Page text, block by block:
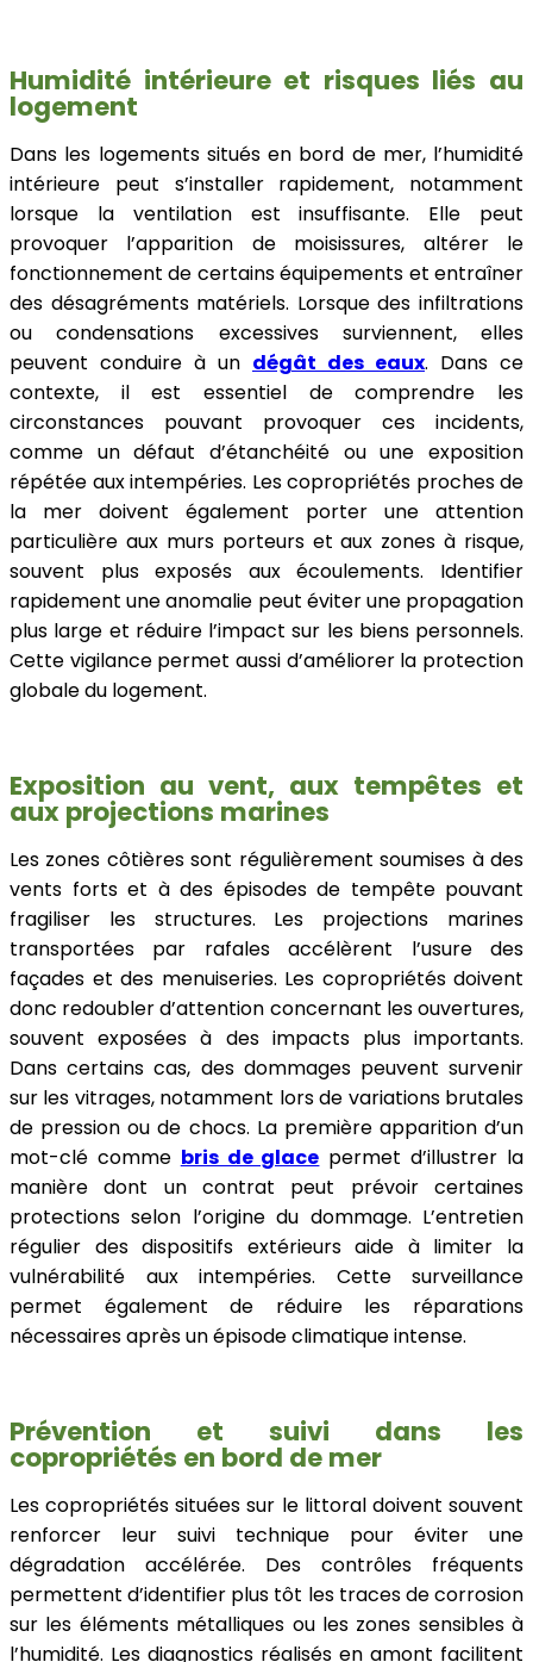
Humidité intérieure et risques liés au
logement
Dans les logements situés en bord de mer, l’humidité
intérieure peut s’installer rapidement, notamment
lorsque la ventilation est insuffisante. Elle peut
provoquer l’apparition de moisissures, altérer le
fonctionnement de certains équipements et entraîner
des désagréments matériels. Lorsque des infiltrations
ou condensations excessives surviennent, elles
peuvent conduire à un dégât des eaux. Dans ce
contexte, il est essentiel de comprendre les
circonstances pouvant provoquer ces incidents,
comme un défaut d’étanchéité ou une exposition
répétée aux intempéries. Les copropriétés proches de
la mer doivent également porter une attention
particulière aux murs porteurs et aux zones à risque,
souvent plus exposés aux écoulements. Identifier
rapidement une anomalie peut éviter une propagation
plus large et réduire l’impact sur les biens personnels.
Cette vigilance permet aussi d’améliorer la protection
globale du logement.
Exposition au vent, aux tempêtes et
aux projections marines
Les zones côtières sont régulièrement soumises à des
vents forts et à des épisodes de tempête pouvant
fragiliser les structures. Les projections marines
transportées par rafales accélèrent l’usure des
façades et des menuiseries. Les copropriétés doivent
donc redoubler d’attention concernant les ouvertures,
souvent exposées à des impacts plus importants.
Dans certains cas, des dommages peuvent survenir
sur les vitrages, notamment lors de variations brutales
de pression ou de chocs. La première apparition d’un
mot-clé comme bris de glace permet d’illustrer la
manière dont un contrat peut prévoir certaines
protections selon l’origine du dommage. L’entretien
régulier des dispositifs extérieurs aide à limiter la
vulnérabilité aux intempéries. Cette surveillance
permet également de réduire les réparations
nécessaires après un épisode climatique intense.
Prévention et suivi dans les
copropriétés en bord de mer
Les copropriétés situées sur le littoral doivent souvent
renforcer leur suivi technique pour éviter une
dégradation accélérée. Des contrôles fréquents
permettent d’identifier plus tôt les traces de corrosion
sur les éléments métalliques ou les zones sensibles à
l’humidité. Les diagnostics réalisés en amont facilitent